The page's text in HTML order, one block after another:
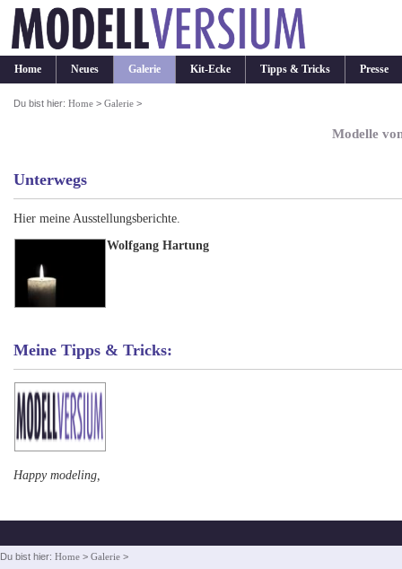
Home Neues Galerie Kit-Ecke Tipps & Tricks Presse
Du bist hier:Home >Galerie >
Modelle
Unterwegs
Hier meine Ausstellungsberichte.
Wolfgang Hartung
Meine Tipps & Tricks:
Happy modeling,
Du bist hier: Home > Galerie >